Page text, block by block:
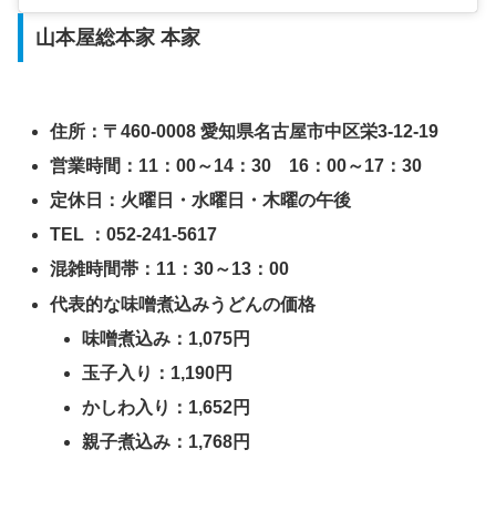
山本屋総本家 本家
住所：〒460-0008 愛知県名古屋市中区栄3-12-19
営業時間：11：00～14：30 16：00～17：30
定休日：火曜日・水曜日・木曜の午後
TEL ：052-241-5617
混雑時間帯：11：30～13：00
代表的な味噌煮込みうどんの価格
味噌煮込み：1,075円
玉子入り：1,190円
かしわ入り：1,652円
親子煮込み：1,768円